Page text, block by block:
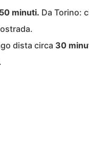
minuti. Da Torino:
dista circa 30